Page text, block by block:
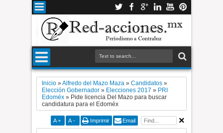
Inicio »Alfredo del Mazo Maza »Candidatos »
Elección Gobernador » Elecciones 2017 » PRI
Edoméx » Pide licencia Del Mazo para buscar
candidatura para el Edoméx
A + A - Imprimir Email